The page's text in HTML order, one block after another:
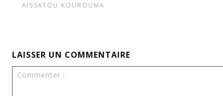
AISSATOU KOUROUMA
LAISSER UN COMMENTAIRE